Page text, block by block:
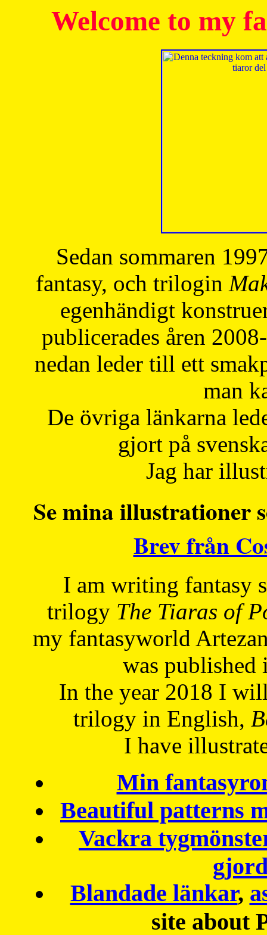
Welcome to my
Sedan sommaren
fantasy, och trilogin
egenhändigt
publicerades åren
nedan leder till ett
man
De övriga länkarna
gjort på
Jag har
Se mina illustrationer
Brev från
I am writing fantasy
trilogy The Tiaras of
my fantasyworld
was published
In the year 2018 I
trilogy in English,
I have
Min
Beautiful patterns
Vackra
Blandade länkar,
site about